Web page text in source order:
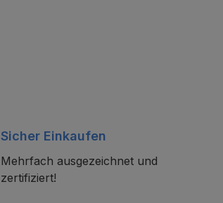
Sicher Einkaufen
Mehrfach ausgezeichnet und
zertifiziert!